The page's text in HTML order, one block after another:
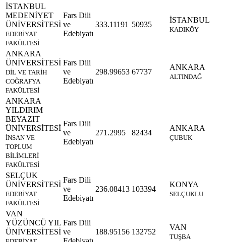
İSTANBUL
MEDENİYET
ÜNİVERSİTESİ
EDEBİYAT
FAKÜLTESİ
Fars Dili
ve
Edebiyatı
333.11191 50935
İSTANBUL
KADIKÖY
ANKARA
ÜNİVERSİTESİ
DİL VE TARİH
COĞRAFYA
FAKÜLTESİ
Fars Dili
ve
Edebiyatı
298.99653 67737
ANKARA
ALTINDAĞ
ANKARA
YILDIRIM
BEYAZIT
ÜNİVERSİTESİ
İNSAN VE
TOPLUM
BİLİMLERİ
FAKÜLTESİ
Fars Dili
ve
Edebiyatı
271.2995 82434
ANKARA
ÇUBUK
SELÇUK
ÜNİVERSİTESİ
EDEBİYAT
FAKÜLTESİ
Fars Dili
ve
Edebiyatı
236.08413 103394
KONYA
SELÇUKLU
VAN
YÜZÜNCÜ YIL
ÜNİVERSİTESİ
Fars Dili
ve
188.95156 132752
VAN
TUŞBA